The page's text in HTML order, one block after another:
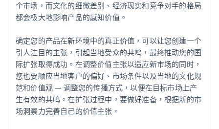
个市场，而文化的细微差别、经济现实和竞争对手的格局
都会极大地影响产品的感知价值。
确定您的产品在新环境中的真正价值，可以让您创建一个
引人注目的主张，引起当地受众的共鸣，最终推动您的国
际扩张取得成功。在调整价值主张以适应新市场的同时，
您也要顺应当地客户的偏好、市场条件以及当地的文化规
范和价值观 — 调整您的传播方式，以便在目标市场上产
生有效的共鸣。在扩张过程中，要做好准备，根据新的市
场洞察力完善自己的价值主张。